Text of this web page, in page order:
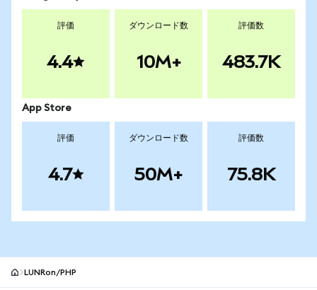
評価
4.4
ダウンロード数
10M+
評価数
483.7K
App Store
評価
4.7
ダウンロード数
50M+
評価数
75.8K
LUNRon/PHP